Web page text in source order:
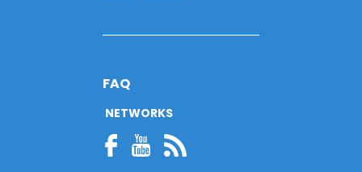
FAQ
NETWORKS